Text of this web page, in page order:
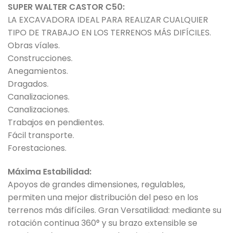
SUPER WALTER CASTOR C50:
LA EXCAVADORA IDEAL PARA REALIZAR CUALQUIER
TIPO DE TRABAJO EN LOS TERRENOS MÁS DIFÍCILES.
Obras víales.
Construcciones.
Anegamientos.
Dragados.
Canalizaciones.
Canalizaciones.
Trabajos en pendientes.
Fácil transporte.
Forestaciones.
Máxima Estabilidad:
Apoyos de grandes dimensiones, regulables,
permiten una mejor distribución del peso en los
terrenos más difíciles. Gran Versatilidad: mediante su
rotación continua 360° y su brazo extensible se